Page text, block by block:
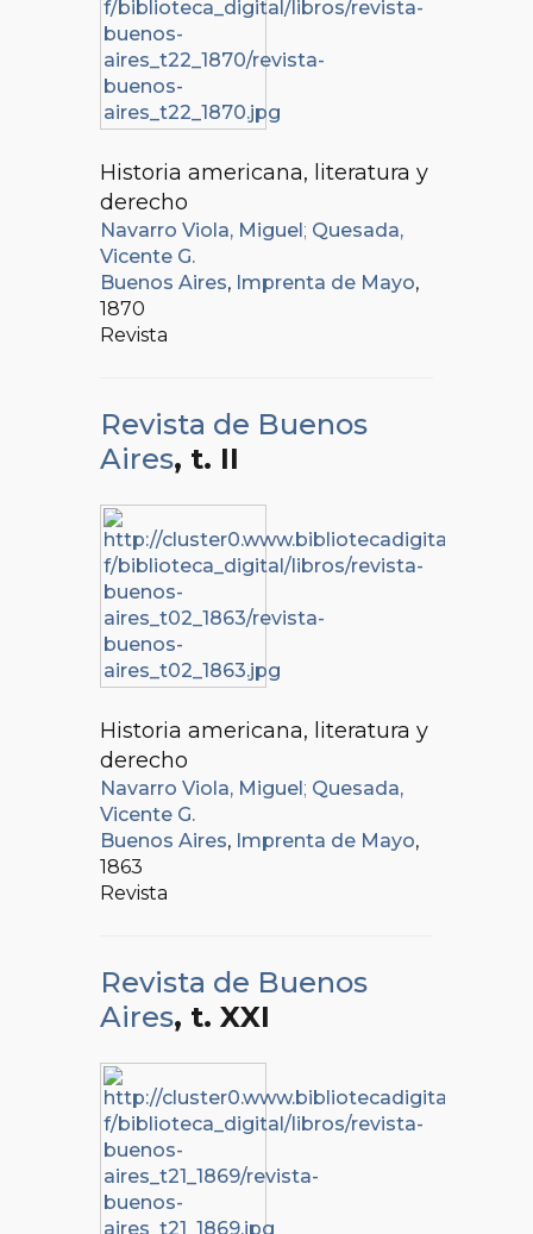
Historia americana, literatura y
derecho
Navarro Viola, Miguel ; Quesada,
Vicente G.
Buenos Aires, Imprenta de Mayo,
1870
Revista
Revista de Buenos
Aires, t. II
Historia americana, literatura y
derecho
Navarro Viola, Miguel ; Quesada,
Vicente G.
Buenos Aires, Imprenta de Mayo,
1863
Revista
Revista de Buenos
Aires, t. XXI